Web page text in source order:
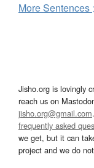
MoreSentences
Jisho.org is lovingly
reach us on
jisho.org@gmail.com
frequently asked
we get, but it can
project and we do